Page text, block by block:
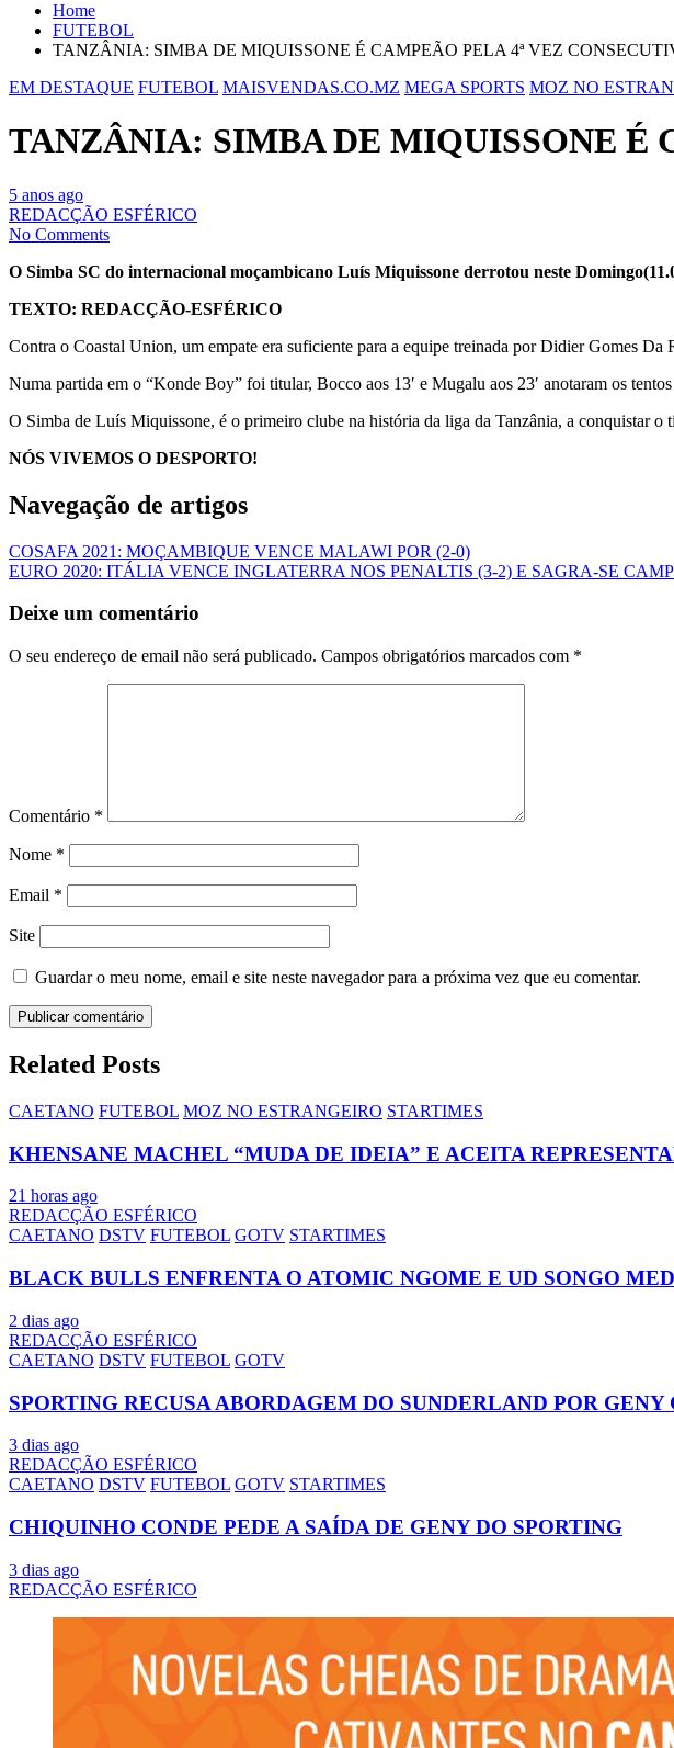
Home
FUTEBOL
TANZÂNIA: SIMBA DE MIQUISSONE É CAMPEÃO PELA 4ª VEZ
EM DESTAQUE FUTEBOL MAISVENDAS.CO.MZ MEGA SPORTS MOZ NO
TANZÂNIA: SIMBA DE MIQUISSONE É
5 anos ago
REDACÇÃO ESFÉRICO
No Comments
O Simba SC do internacional moçambicano Luís Miquissone derrotou neste
TEXTO: REDACÇÃO-ESFÉRICO
Contra o Coastal Union, um empate era suficiente para a equipe treinada por Didier Gomes Da
Numa partida em o “Konde Boy” foi titular, Bocco aos 13′ e Mugalu aos 23′ anotaram os
O Simba de Luís Miquissone, é o primeiro clube na história da liga da Tanzânia, a conquistar o
NÓS VIVEMOS O DESPORTO!
Navegação de artigos
COSAFA 2021: MOÇAMBIQUE VENCE MALAWI POR (2-0)
EURO 2020: ITÁLIA VENCE INGLATERRA NOS PENALTIS (3-2) E SAGRA-SE
Deixe um comentário
O seu endereço de email não será publicado. Campos obrigatórios marcados com *
Comentário *
Nome *
Email *
Site
Guardar o meu nome, email e site neste navegador para a próxima vez que eu comentar.
Related Posts
CAETANO FUTEBOL MOZ NO ESTRANGEIRO STARTIMES
KHENSANE MACHEL “MUDA DE IDEIA” E ACEITA
21 horas ago
REDACÇÃO ESFÉRICO
CAETANO DSTV FUTEBOL GOTV STARTIMES
BLACK BULLS ENFRENTA O ATOMIC NGOME E UD SONGO
2 dias ago
REDACÇÃO ESFÉRICO
CAETANO DSTV FUTEBOL GOTV
SPORTING RECUSA ABORDAGEM DO SUNDERLAND POR GENY
3 dias ago
REDACÇÃO ESFÉRICO
CAETANO DSTV FUTEBOL GOTV STARTIMES
CHIQUINHO CONDE PEDE A SAÍDA DE GENY DO SPORTING
3 dias ago
REDACÇÃO ESFÉRICO